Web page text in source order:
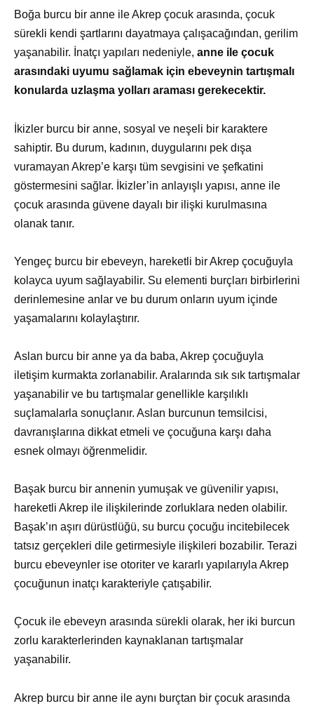
Boğa burcu bir anne ile Akrep çocuk arasında, çocuk
sürekli kendi şartlarını dayatmaya çalışacağından, gerilim
yaşanabilir. İnatçı yapıları nedeniyle, anne ile çocuk
arasındaki uyumu sağlamak için ebeveynin tartışmalı
konularda uzlaşma yolları araması gerekecektir.
İkizler burcu bir anne, sosyal ve neşeli bir karaktere
sahiptir. Bu durum, kadının, duygularını pek dışa
vuramayan Akrep’e karşı tüm sevgisini ve şefkatini
göstermesini sağlar. İkizler’in anlayışlı yapısı, anne ile
çocuk arasında güvene dayalı bir ilişki kurulmasına
olanak tanır.
Yengeç burcu bir ebeveyn, hareketli bir Akrep çocuğuyla
kolayca uyum sağlayabilir. Su elementi burçları birbirlerini
derinlemesine anlar ve bu durum onların uyum içinde
yaşamalarını kolaylaştırır.
Aslan burcu bir anne ya da baba, Akrep çocuğuyla
iletişim kurmakta zorlanabilir. Aralarında sık sık tartışmalar
yaşanabilir ve bu tartışmalar genellikle karşılıklı
suçlamalarla sonuçlanır. Aslan burcunun temsilcisi,
davranışlarına dikkat etmeli ve çocuğuna karşı daha
esnek olmayı öğrenmelidir.
Başak burcu bir annenin yumuşak ve güvenilir yapısı,
hareketli Akrep ile ilişkilerinde zorluklara neden olabilir.
Başak’ın aşırı dürüstlüğü, su burcu çocuğu incitebilecek
tatsız gerçekleri dile getirmesiyle ilişkileri bozabilir. Terazi
burcu ebeveynler ise otoriter ve kararlı yapılarıyla Akrep
çocuğunun inatçı karakteriyle çatışabilir.
Çocuk ile ebeveyn arasında sürekli olarak, her iki burcun
zorlu karakterlerinden kaynaklanan tartışmalar
yaşanabilir.
Akrep burcu bir anne ile aynı burçtan bir çocuk arasında